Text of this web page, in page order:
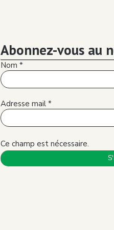
Abonnez-vous au
Nom*
Adresse mail*
Ce champ est nécessaire.